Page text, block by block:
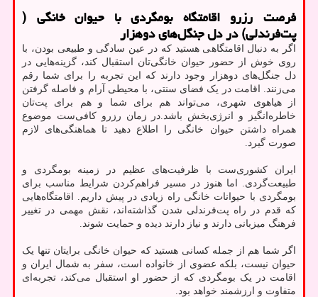
فرصت رزرو اقامتگاه بومگردی با حیوان خانگی (
پت‌فرندلی) در دل جنگل‌های دوهزار
اگر به دنبال اقامتگاهی هستید که در عین سادگی و طبیعی بودن، با
روی خوش از حضور حیوان خانگی‌تان استقبال کند، گزینه‌هایی در
دل جنگل‌های دوهزار وجود دارند که این تجربه را برای شما رقم
می‌زنند. اقامت در یک فضای سنتی، با محیطی آرام و فاصله گرفتن
از هیاهوی شهری، می‌تواند هم برای شما و هم برای پت‌تان
خاطره‌انگیز و انرژی‌بخش باشد.در زمان رزرو کافی‌ست موضوع
همراه داشتن حیوان خانگی را اطلاع دهید تا هماهنگی‌های لازم
صورت گیرد.
ایران کشوری‌ست با ظرفیت‌های عظیم در زمینه بومگردی و
طبیعت‌گردی. اما هنوز در مسیر فراهم‌کردن شرایط مناسب برای
بومگردی با حیوانات خانگی راه زیادی در پیش داریم. اقامتگاه‌هایی
که قدم در راه پت‌فرندلی شدن گذاشته‌اند، نقش مهمی در تغییر
فرهنگ میزبانی دارند و نیاز دارند دیده و حمایت شوند.
اگر شما هم از جمله کسانی هستید که حیوان خانگی برایتان تنها یک
حیوان نیست، بلکه عضوی از خانواده است، سفر به شمال ایران و
اقامت در یک بومگردی که از حضور او استقبال می‌کند، تجربه‌ای
متفاوت و ارزشمند خواهد بود.